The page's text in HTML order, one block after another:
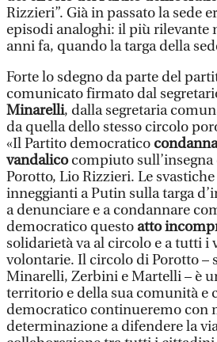
Rizzieri”. Già in passato la sede
episodi analoghi: il più rilevante
anni fa, quando la targa della
Forte lo sdegno da parte del
comunicato firmato dal
Minarelli, dalla segretaria
da quella dello stesso circolo
«Il Partito democratico
vandalicocompiuto
Porotto, Lio Rizzieri. Le
inneggianti a Putin sulla targa
a denunciare e a condannare
democratico questo atto
solidarietà va al circolo e a tutti i
volontarie. Il circolo di Porotto –
Minarelli, Zerbini e Martelli – è
territorio e della sua comunità e
democratico continueremo con
determinazione a difendere la